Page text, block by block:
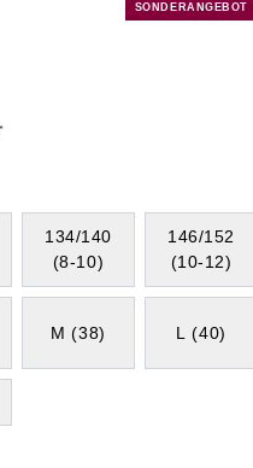
SONDERANGEBOT
134/140
(8-10)
146/152
(10-12)
M (38) L (40)